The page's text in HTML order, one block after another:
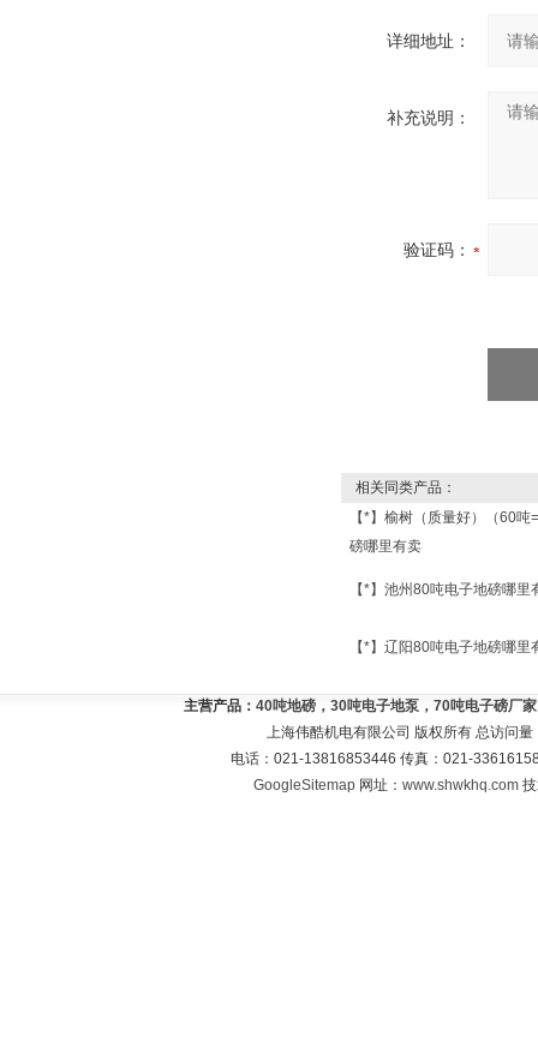
详细地址：
补充说明：
验证码：
相关同类产品：
【*】榆树（质量好）（60
磅哪里有卖
【*】池州80吨电子地磅哪里
【*】辽阳80吨电子地磅哪里
主营产品： 40吨地磅，30吨电子地泵，70吨电子磅厂
上海伟酷机电有限公司 版权所有 总访问量
电话：021-13816853446 传真：021-
GoogleSitemap 网址：www.shwkhq.com